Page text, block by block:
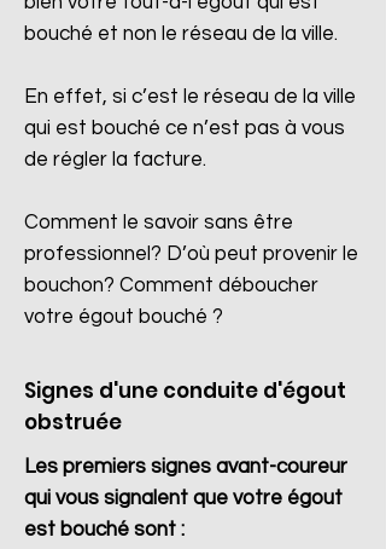
bouché et non le réseau de la ville.
En effet, si c’est le réseau de la ville
qui est bouché ce n’est pas à vous
de régler la facture.
Comment le savoir sans être
professionnel? D’où peut provenir le
bouchon? Comment déboucher
votre égout bouché ?
Signes d'une conduite d'égout
obstruée
Les premiers signes avant-coureur
qui vous signalent que votre égout
est bouché sont :